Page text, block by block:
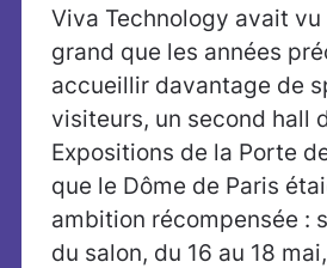
Viva Technology avait
grand que les années
accueillir davantage de
visiteurs, un second hall
Expositions de la Porte
que le Dôme de Paris
ambition récompensée :
du salon, du 16 au 18 mai,